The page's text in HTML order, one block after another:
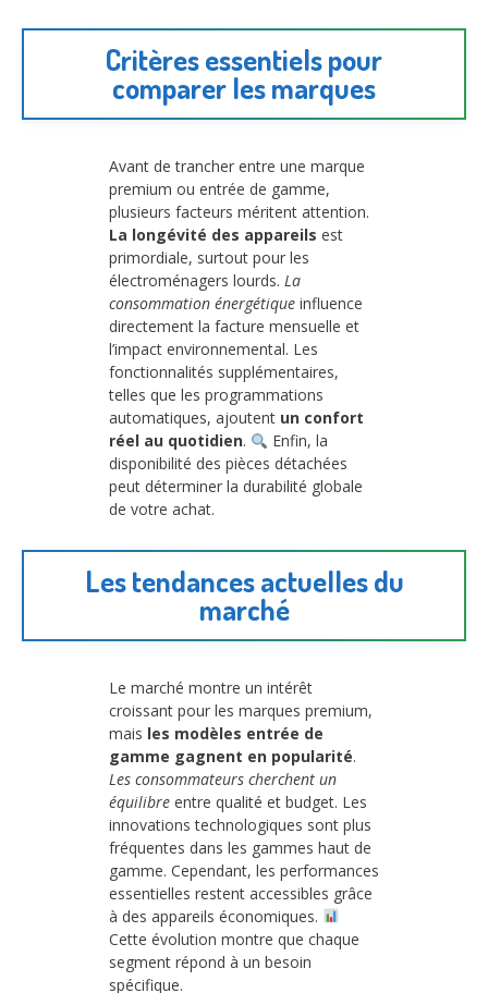
Critères essentiels pour
comparer les marques
Avant de trancher entre une marque
premium ou entrée de gamme,
plusieurs facteurs méritent attention.
La longévité des appareils est
primordiale, surtout pour les
électroménagers lourds. La
consommation énergétique influence
directement la facture mensuelle et
l’impact environnemental. Les
fonctionnalités supplémentaires,
telles que les programmations
automatiques, ajoutent un confort
réel au quotidien.
Enfin, la
disponibilité des pièces détachées
peut déterminer la durabilité globale
de votre achat.
Les tendances actuelles du
marché
Le marché montre un intérêt
croissant pour les marques premium,
mais les modèles entrée de
gamme gagnent en popularité.
Les consommateurs cherchent un
équilibre entre qualité et budget. Les
innovations technologiques sont plus
fréquentes dans les gammes haut de
gamme. Cependant, les performances
essentielles restent accessibles grâce
à des appareils économiques.
Cette évolution montre que chaque
segment répond à un besoin
spécifique.